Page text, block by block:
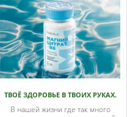
ТВОЁ ЗДОРОВЬЕ В ТВОИХ РУКАХ.
В нашей жизни где так много